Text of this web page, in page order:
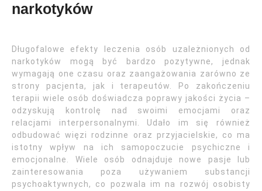
narkotyków
Długofalowe efekty leczenia osób uzależnionych od
narkotyków mogą być bardzo pozytywne, jednak
wymagają one czasu oraz zaangażowania zarówno ze
strony pacjenta, jak i terapeutów. Po zakończeniu
terapii wiele osób doświadcza poprawy jakości życia –
odzyskują kontrolę nad swoimi emocjami oraz
relacjami interpersonalnymi. Udało im się również
odbudować więzi rodzinne oraz przyjacielskie, co ma
istotny wpływ na ich samopoczucie psychiczne i
emocjonalne. Wiele osób odnajduje nowe pasje lub
zainteresowania poza używaniem substancji
psychoaktywnych, co pozwala im na rozwój osobisty